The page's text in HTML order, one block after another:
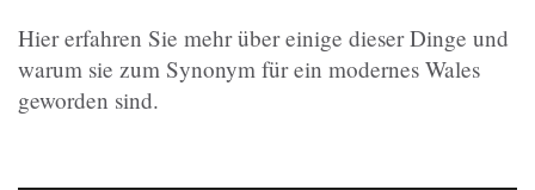
Hier erfahren Sie mehr über einige dieser Dinge und
warum sie zum Synonym für ein modernes Wales
geworden sind.